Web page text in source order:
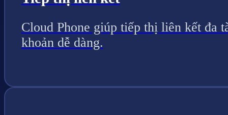
Cloud Phone giúp tiếp thị liên kết đa
khoản dễ dàng.